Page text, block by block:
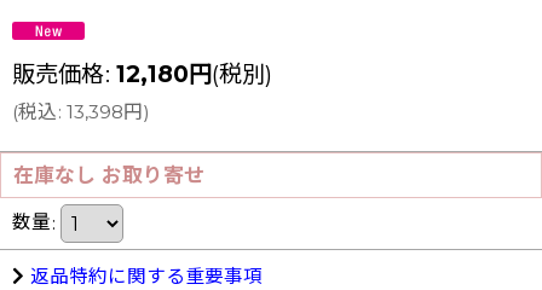
販売価格: 12,180 円(税別)
(税込: 13,398円 )
在庫なし お取り寄せ
数量:
返品特約に関する重要事項